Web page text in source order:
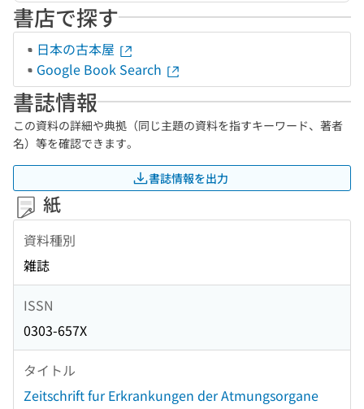
書店で探す
日本の古本屋
Google Book Search
書誌情報
この資料の詳細や典拠（同じ主題の資料を指すキーワード、著者
名）等を確認できます。
書誌情報を出力
紙
資料種別
雑誌
ISSN
0303-657X
タイトル
Zeitschrift fur Erkrankungen der Atmungsorgane